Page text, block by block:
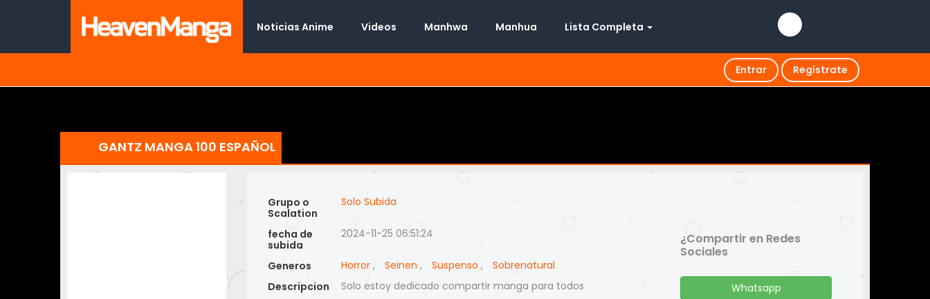
Noticias Anime Videos Manhwa Manhua Lista Completa
Entrar Regístrate
GANTZ MANGA 100 ESPAÑOL
Grupo o
Scalation
Solo Subida
fecha de
subida
2024-11-25 06:51:24
Generos Horror , Seinen , Suspenso ,
Sobrenatural
Descripcion
Solo estoy dedicado compartir manga para todos
¿Compartir en Redes
Sociales
Whatsapp